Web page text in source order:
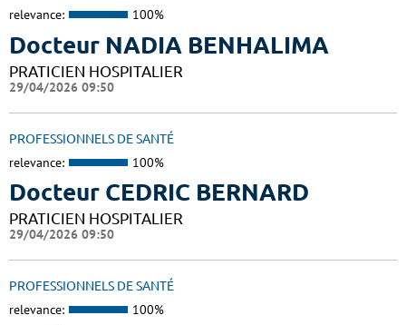
relevance: 100%
Docteur NADIA BENHALIMA
PRATICIEN HOSPITALIER
29/04/2026 09:50
PROFESSIONNELS DE SANTÉ
relevance: 100%
Docteur CEDRIC BERNARD
PRATICIEN HOSPITALIER
29/04/2026 09:50
PROFESSIONNELS DE SANTÉ
relevance: 100%